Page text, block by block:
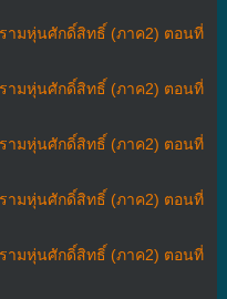
รามหุ่นศักดิ์สิทธิ์ (ภาค2) ตอนที่
รามหุ่นศักดิ์สิทธิ์ (ภาค2) ตอนที่
รามหุ่นศักดิ์สิทธิ์ (ภาค2) ตอนที่
รามหุ่นศักดิ์สิทธิ์ (ภาค2) ตอนที่
รามหุ่นศักดิ์สิทธิ์ (ภาค2) ตอนที่